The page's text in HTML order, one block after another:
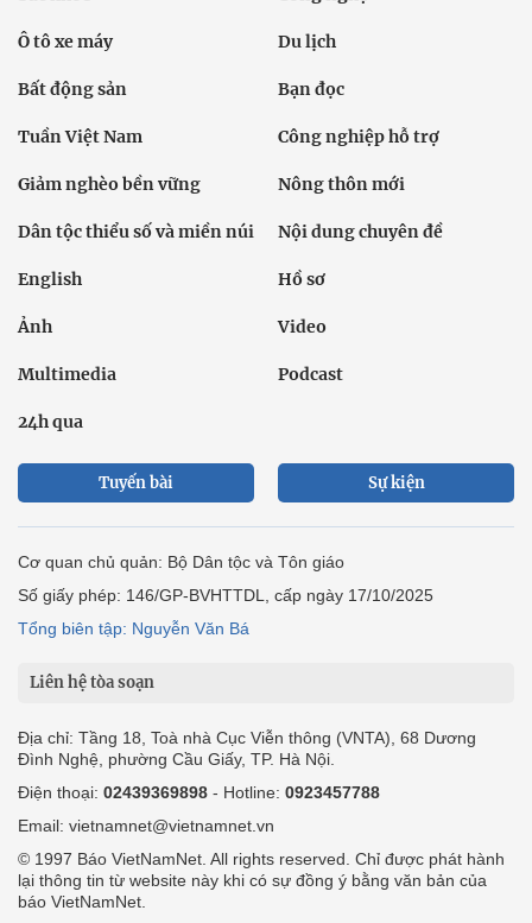
Ô tô xe máy Du lịch
Bất động sản Bạn đọc
Tuần Việt Nam Công nghiệp hỗ trợ
Giảm nghèo bền vững Nông thôn mới
Dân tộc thiểu số và miền núi Nội dung chuyên đề
English Hồ sơ
Ảnh Video
Multimedia Podcast
24h qua
Tuyến bài Sự kiện
Cơ quan chủ quản: Bộ Dân tộc và Tôn giáo
Số giấy phép: 146/GP-BVHTTDL, cấp ngày 17/10/2025
Tổng biên tập: Nguyễn Văn Bá
Liên hệ tòa soạn
Địa chỉ: Tầng 18, Toà nhà Cục Viễn thông (VNTA), 68 Dương
Đình Nghệ, phường Cầu Giấy, TP. Hà Nội.
Điện thoại: 02439369898 - Hotline: 0923457788
Email: vietnamnet@vietnamnet.vn
© 1997 Báo VietNamNet. All rights reserved. Chỉ được phát hành
lại thông tin từ website này khi có sự đồng ý bằng văn bản của
báo VietNamNet.